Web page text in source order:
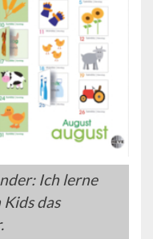
Ich lerne
das